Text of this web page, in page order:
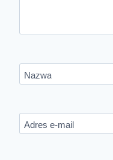
Nazwa
Adres e-mail